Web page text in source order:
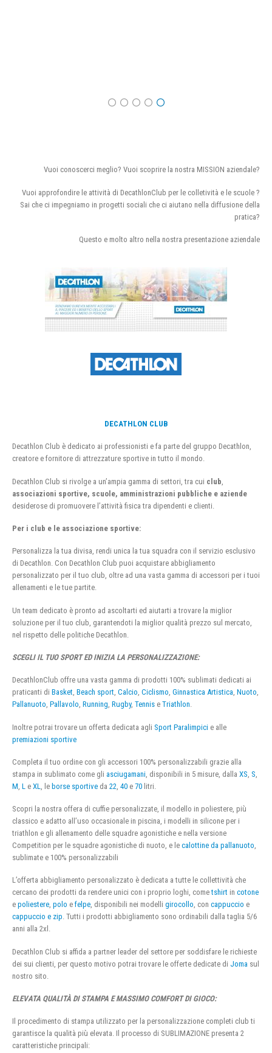
Vuoi conoscerci meglio? Vuoi scoprire la nostra MISSION aziendale?
Vuoi approfondire le attività di DecathlonClub per le colletività e le scuole ?
Sai che ci impegniamo in progetti sociali che ci aiutano nella diffusione della
pratica?
Questo e molto altro nella nostra presentazione aziendale
DECATHLON CLUB
Decathlon Club è dedicato ai professionisti e fa parte del gruppo Decathlon,
creatore e fornitore di attrezzature sportive in tutto il mondo.
Decathlon Club si rivolge a un’ampia gamma di settori, tra cui club
associazioni sportive, scuole, amministrazioni pubbliche e aziende
desiderose di promuovere l’attività fisica tra dipendenti e clienti.
Per i club e le associazione sportive:
Personalizza la tua divisa, rendi unica la tua squadra con il servizio esclusivo
di Decathlon. Con Decathlon Club puoi acquistare abbigliamento
personalizzato per il tuo club, oltre ad una vasta gamma di accessori per i tuoi
allenamenti e le tue partite.
Un team dedicato è pronto ad ascoltarti ed aiutarti a trovare la miglior
soluzione per il tuo club, garantendoti la miglior qualità prezzo sul mercato,
nel rispetto delle politiche Decathlon.
SCEGLI IL TUO SPORT ED INIZIA LA PERSONALIZZAZIONE:
DecathlonClub offre una vasta gamma di prodotti 100% sublimati dedicati ai
praticanti di Basket, Beach sport, Calcio, Ciclismo, Ginnastica Artistica, Nuoto,
Pallanuoto, Pallavolo, Running, Rugby, Tennis e Triathlon.
Inoltre potrai trovare un offerta dedicata agli Sport Paralimpici e alle
premiazioni sportive
Completa il tuo ordine con gli accessori 100% personalizzabili grazie alla
stampa in sublimato come gli asciugamani , disponibili in 5 misure, dalla XS S
M L e XL , le borse sportive da 22 40 e 70 litri.
Scopri la nostra offera di cuffie personalizzate, il modello in poliestere, più
classico e adatto all’uso occasionale in piscina, i modelli in silicone per i
triathlon e gli allenamento delle squadre agonistiche e nella versione
Competition per le squadre agonistiche di nuoto, e le calottine da pallanuoto,
sublimate e 100% personalizzabili
L’offerta abbigliamento personalizzato è dedicata a tutte le collettività che
cercano dei prodotti da rendere unici con i proprio loghi, cometshirt in cotone
e poliestere, polo e felpe, disponibili nei modelli girocollo, con cappuccio e
cappuccio e zip. Tutti i prodotti abbigliamento sono ordinabili dalla taglia 5/6
anni alla 2xl.
Decathlon Club si affida a partner leader del settore per soddisfare le richieste
dei sui clienti, per questo motivo potrai trovare le offerte dedicate di Joma sul
nostro sito.
ELEVATA QUALITÀ DI STAMPA E MASSIMO COMFORT DI GIOCO:
Il procedimento di stampa utilizzato per la personalizzazione completi club ti
garantisce la qualità più elevata. Il processo di SUBLIMAZIONE presenta 2
caratteristiche principali: